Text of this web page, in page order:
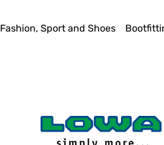
Fashion, Sport and Shoes